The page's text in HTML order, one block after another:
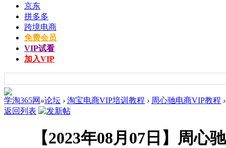
京东
拼多多
跨境电商
免费会员
VIP试看
加入VIP
学淘365网 »论坛 › 淘宝电商VIP培训教程 › 周心驰电商VIP教程 ›
返回列表
【2023年08月07日】周